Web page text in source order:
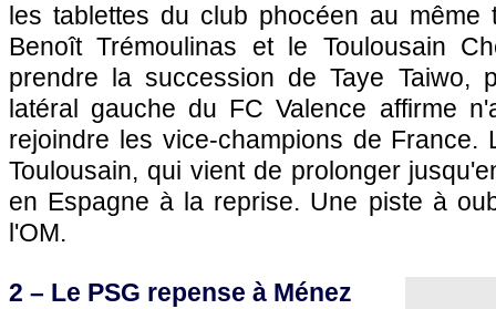
les tablettes du club phocéen au même
Benoît Trémoulinas et le Toulousain
prendre la succession de Taye Taiwo,
latéral gauche du FC Valence affirme
rejoindre les vice-champions de France.
Toulousain, qui vient de prolonger
en Espagne à la reprise. Une piste à
l'OM.
2 – Le PSG repense à Ménez